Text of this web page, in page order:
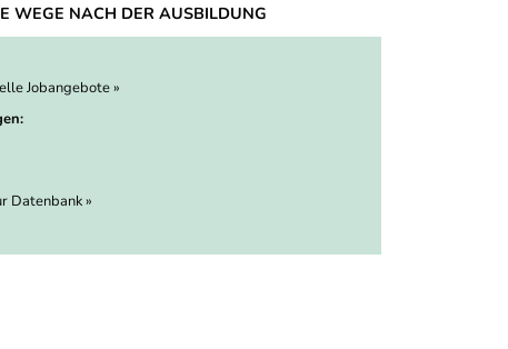
WEGE NACH DER AUSBILDUNG
Jobangebote »
Datenbank »